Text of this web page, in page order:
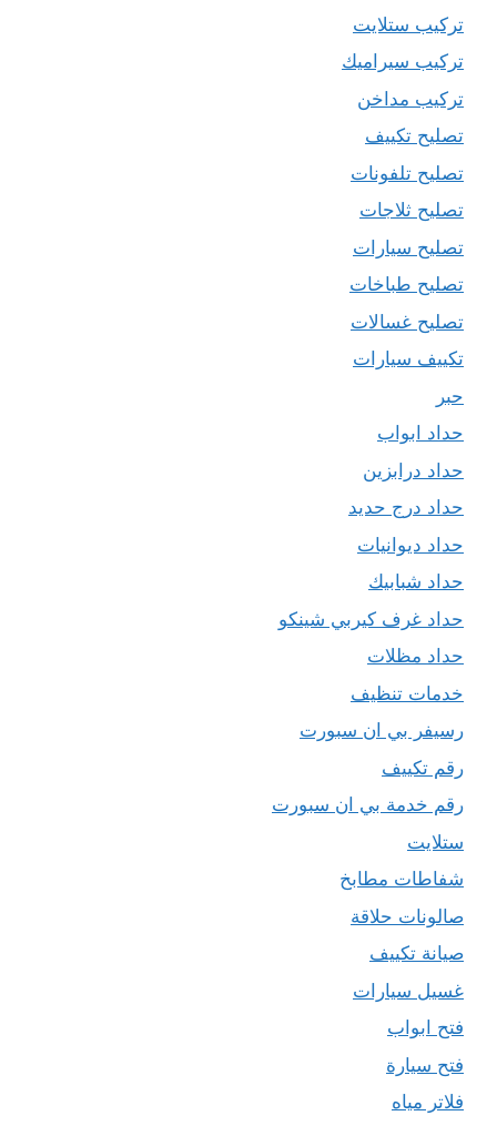
تركيب ستلايت
تركيب سيراميك
تركيب مداخن
تصليح تكييف
تصليح تلفونات
تصليح ثلاجات
تصليح سيارات
تصليح طباخات
تصليح غسالات
تكييف سيارات
حبر
حداد ابواب
حداد درابزين
حداد درج حديد
حداد ديوانيات
حداد شبابيك
حداد غرف كيربي شينكو
حداد مظلات
خدمات تنظيف
رسيفر بي ان سبورت
رقم تكييف
رقم خدمة بي ان سبورت
ستلايت
شفاطات مطابخ
صالونات حلاقة
صيانة تكييف
غسيل سيارات
فتح ابواب
فتح سيارة
فلاتر مياه